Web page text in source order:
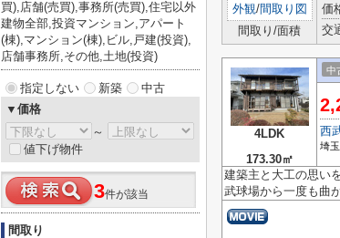
外観/間取り図
間取り/面積
価
交
4LDK
173.30㎡
中
西
埼
建築主と大工の思い
武球場から一度も曲
買),店舗(売買),事務所(売買),住宅以外
建物全部,投資マンション,アパート
(棟),マンション(棟),ビル,戸建(投資),
店舗事務所,その他,土地(投資)
指定しない 新築
中古
▼価格
～
値下げ物件
3件が該当
間取り